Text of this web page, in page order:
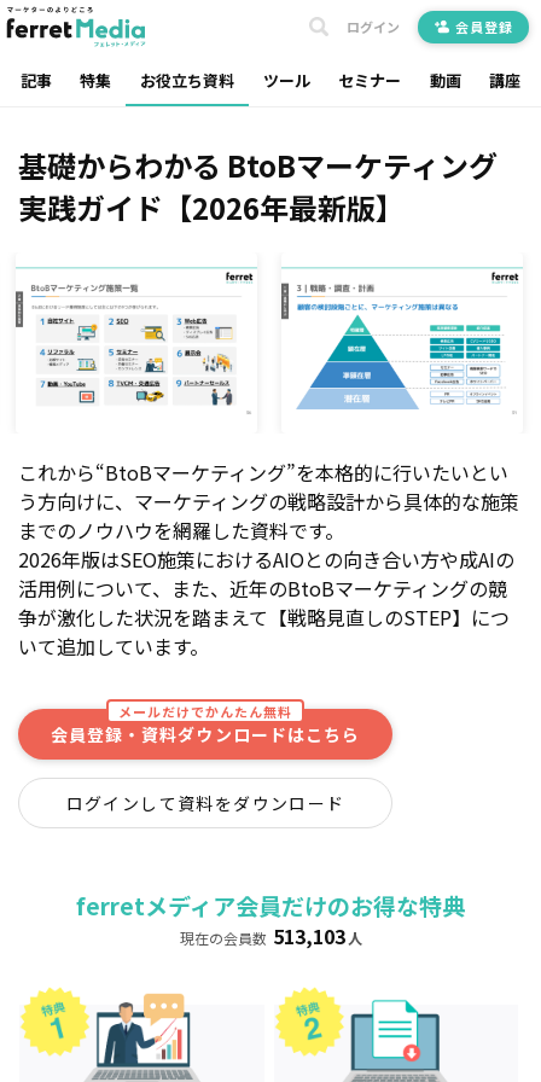
記事 特集 お役立ち資料 ツール セミナー 動画 講座
ログイン 会員登録
基礎からわかる BtoBマーケティング
実践ガイド【2026年最新版】
これから“BtoBマーケティング”を本格的に行いたいとい
う方向けに、マーケティングの戦略設計から具体的な施策
までのノウハウを網羅した資料です。
2026年版はSEO施策におけるAIOとの向き合い方や成AIの
活用例について、また、近年のBtoBマーケティングの競
争が激化した状況を踏まえて【戦略見直しのSTEP】につ
いて追加しています。
メールだけでかんたん無料
会員登録・資料ダウンロードはこちら
ログインして資料をダウンロード
ferretメディア会員だけのお得な特典
現在の会員数 513,103 人